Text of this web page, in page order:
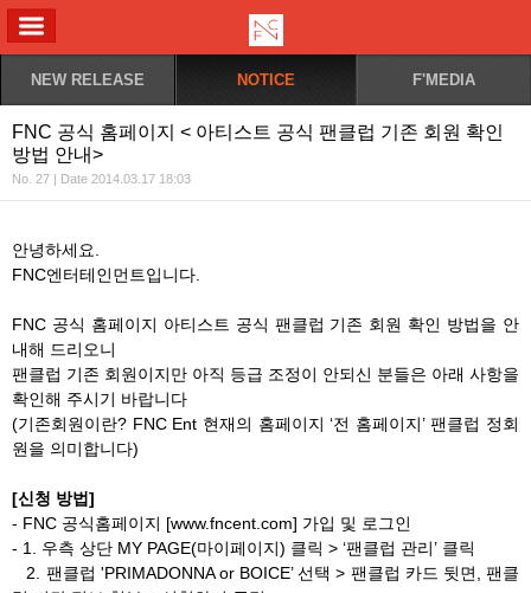
NEW RELEASE NOTICE F'MEDIA
FNC 공식 홈페이지 < 아티스트 공식 팬클럽 기존 회원 확인
방법 안내>
No. 27 | Date 2014.03.17 18:03
안녕하세요.
FNC엔터테인먼트입니다.
FNC 공식 홈페이지 아티스트 공식 팬클럽 기존 회원 확인 방법을 안
내해 드리오니
팬클럽 기존 회원이지만 아직 등급 조정이 안되신 분들은 아래 사항을
확인해 주시기 바랍니다
(기존회원이란? FNC Ent 현재의 홈페이지 ‘전 홈페이지’ 팬클럽 정회
원을 의미합니다)
[신청 방법]
- FNC 공식홈페이지 [www.fncent.com] 가입 및 로그인
- 1. 우측 상단 MY PAGE(마이페이지) 클릭 > ‘팬클럽 관리’ 클릭
2. 팬클럽 'PRIMADONNA or BOICE’ 선택 > 팬클럽 카드 뒷면, 팬클